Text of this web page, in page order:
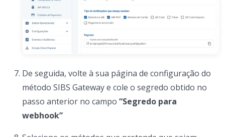
De seguida, volte à sua página de configuração do
método SIBS Gateway e cole o segredo obtido no
passo anterior no campo “Segredo para
webhook”